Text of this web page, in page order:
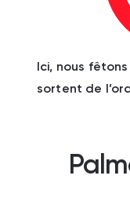
Ici, nous
sortent de